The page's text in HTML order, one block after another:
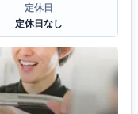
定休日
定休日なし